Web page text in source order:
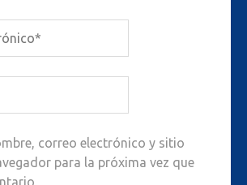
correo electrónico y sitio
para la próxima vez que